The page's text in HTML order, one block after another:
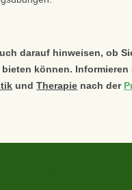
darauf hinweisen, ob
können.
undTherapie nach der